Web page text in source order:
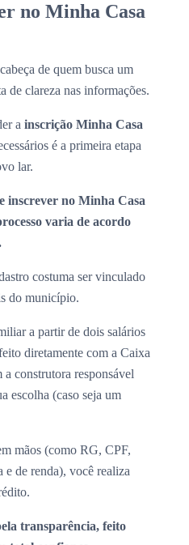
no Minha Casa
de quem busca um
de clareza nas informações.
a inscrição Minha Casa
é a primeira etapa
lar.
inscrever no Minha Casa
varia de acordo
costuma ser vinculado
do município.
a partir de dois salários
diretamente com a Caixa
construtora responsável
escolha (caso seja um
mãos (como RG, CPF,
e de renda), você realiza
transparência, feito